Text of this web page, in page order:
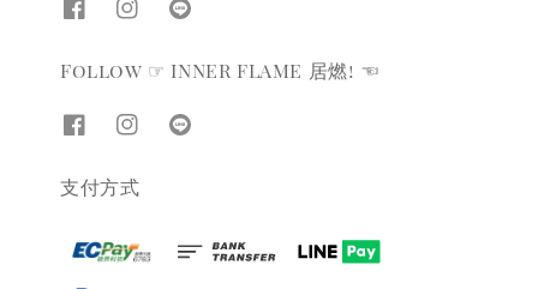
Follow ☞ INNER FLAME 居燃! ☜
支付方式